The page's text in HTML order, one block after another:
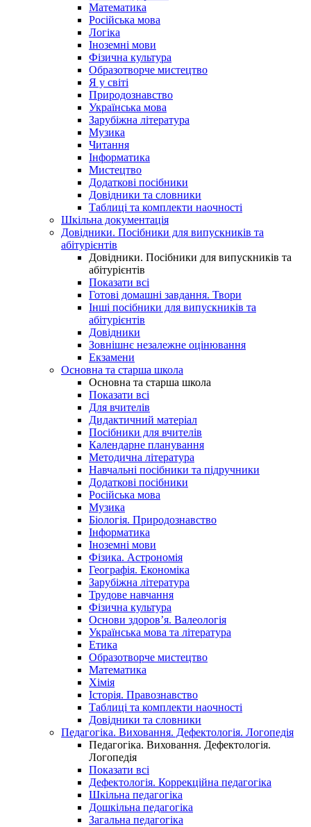
Математика
Російська мова
Логіка
Іноземні мови
Фізична культура
Образотворче мистецтво
Я у світі
Природознавство
Українська мова
Зарубіжна література
Музика
Читання
Інформатика
Мистецтво
Додаткові посібники
Довідники та словники
Таблиці та комплекти наочності
Шкільна документація
Довідники. Посібники для випускників та
абітурієнтів
Довідники. Посібники для випускників та
абітурієнтів
Показати всі
Готові домашні завдання. Твори
Інші посібники для випускників та
абітурієнтів
Довідники
Зовнішнє незалежне оцінювання
Екзамени
Основна та старша школа
Основна та старша школа
Показати всі
Для вчителів
Дидактичний матеріал
Посібники для вчителів
Календарне планування
Методична література
Навчальні посібники та підручники
Додаткові посібники
Російська мова
Музика
Біологія. Природознавство
Інформатика
Іноземні мови
Фізика. Астрономія
Географія. Економіка
Зарубіжна література
Трудове навчання
Фізична культура
Основи здоров’я. Валеологія
Українська мова та література
Етика
Образотворче мистецтво
Математика
Хімія
Історія. Правознавство
Таблиці та комплекти наочності
Довідники та словники
Педагогіка. Виховання. Дефектологія. Логопедія
Педагогіка. Виховання. Дефектологія.
Логопедія
Показати всі
Дефектологія. Коррекційна педагогіка
Шкільна педагогіка
Дошкільна педагогіка
Загальна педагогіка